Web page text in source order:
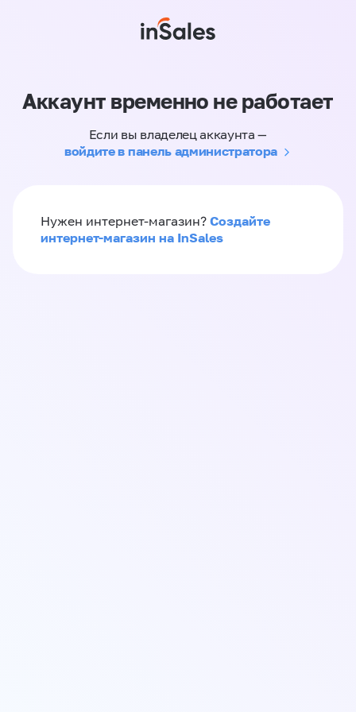
Аккаунт временно не работает
Если вы владелец аккаунта —
войдите в панель администратора
Нужен интернет-магазин? Создайте
интернет-магазин на InSales